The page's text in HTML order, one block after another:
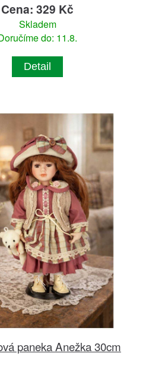
Cena: 329 Kč
Skladem
do: 11.8.
Detail
paneka Anežka 30cm